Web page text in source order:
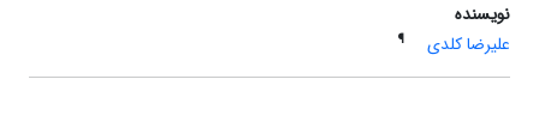
نویسنده
علیرضا کلدی
¶